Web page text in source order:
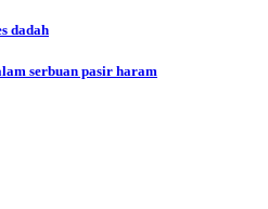
dadah
serbuan pasir haram